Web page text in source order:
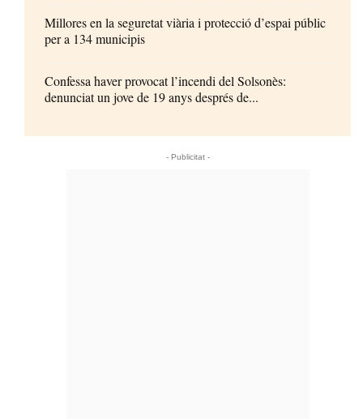
Millores en la seguretat viària i protecció d’espai públic
per a 134 municipis
Confessa haver provocat l’incendi del Solsonès:
denunciat un jove de 19 anys després de...
- Publicitat -